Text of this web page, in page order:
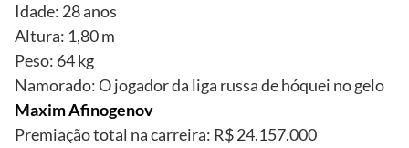
Idade: 28 anos
Altura: 1,80 m
Peso: 64 kg
Namorado: O jogador da liga russa de hóquei no gelo
Maxim Afinogenov
Premiação total na carreira: R$ 24.157.000